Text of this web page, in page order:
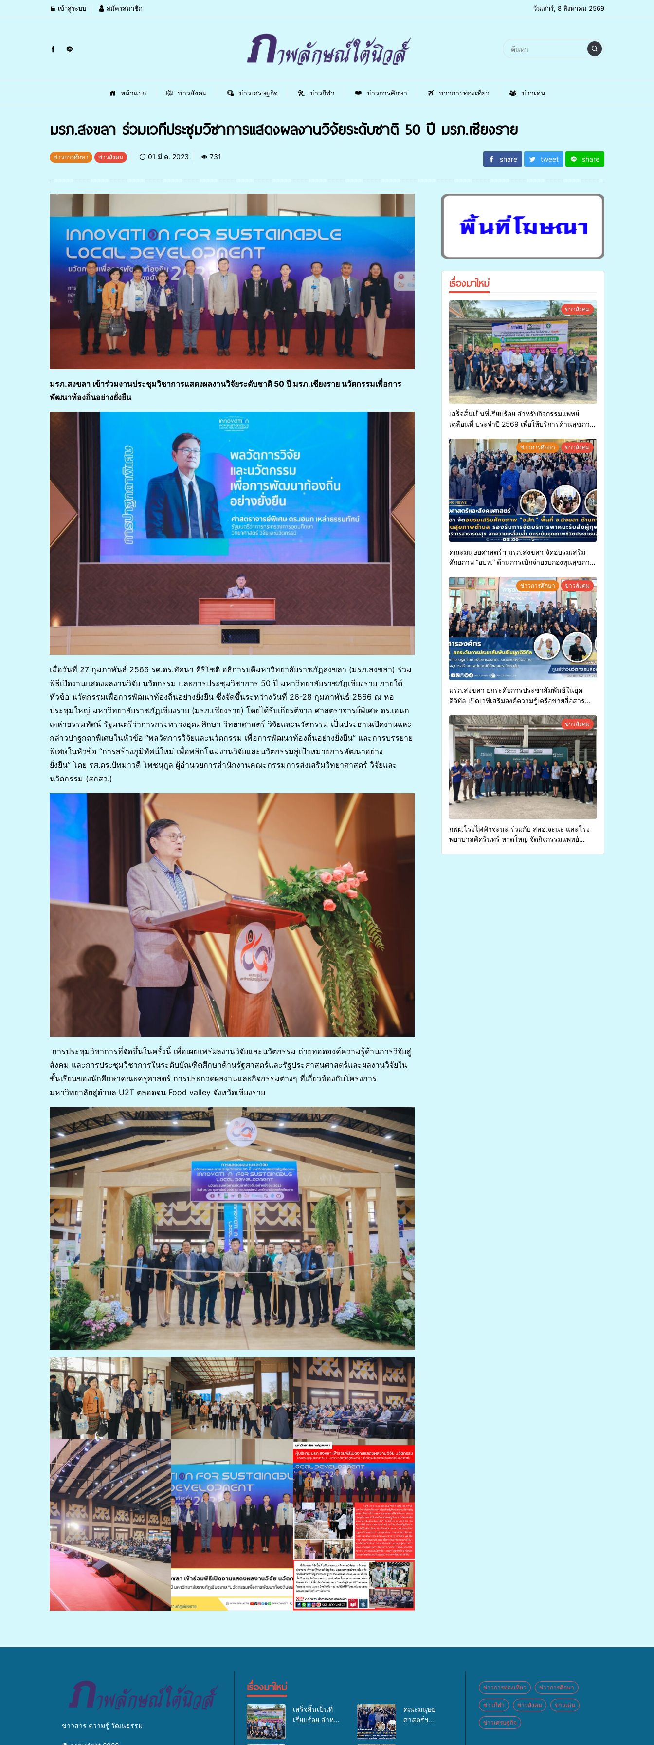
เข้าสู่ระบบ สมัครสมาชิก วันเสาร์, 8 สิงหาคม 2569
หน้าแรก ข่าวสังคม ข่าวเศรษฐกิจ ข่าวกีฬา ข่าวการศึกษา ข่าวการท่องเที่ยว ข่าวเด่น
มรภ.สงขลา ร่วมเวทีประชุมวิชาการแสดงผลงานวิจัยระดับชาติ 50 ปี มรภ.เชียงราย
ข่าวการศึกษา ข่าวสังคม 01 มี.ค. 2023 731 share tweet share
มรภ.สงขลา เข้าร่วมงานประชุมวิชาการแสดงผลงานวิจัยระดับชาติ 50 ปี มรภ.เชียงราย นวัตกรรมเพื่อการ
พัฒนาท้องถิ่นอย่างยั่งยืน
เมื่อวันที่ 27 กุมภาพันธ์ 2566 รศ.ดร.ทัศนา ศิริโชติ อธิการบดีมหาวิทยาลัยราชภัฏสงขลา (มรภ.สงขลา) ร่วม
พิธีเปิดงานแสดงผลงานวิจัย นวัตกรรม และการประชุมวิชาการ 50 ปี มหาวิทยาลัยราชภัฏเชียงราย ภายใต้
หัวข้อ นวัตกรรมเพื่อการพัฒนาท้องถิ่นอย่างยั่งยืน ซึ่งจัดขึ้นระหว่างวันที่ 26-28 กุมภาพันธ์ 2566 ณ หอ
ประชุมใหญ่ มหาวิทยาลัยราชภัฏเชียงราย (มรภ.เชียงราย) โดยได้รับเกียรติจาก ศาสตราจารย์พิเศษ ดร.เอนก
เหล่าธรรมทัศน์ รัฐมนตรีว่าการกระทรวงอุดมศึกษา วิทยาศาสตร์ วิจัยและนวัตกรรม เป็นประธานเปิดงานและ
กล่าวปาฐกถาพิเศษในหัวข้อ “พลวัตการวิจัยและนวัตกรรม เพื่อการพัฒนาท้องถิ่นอย่างยั่งยืน” และการบรรยาย
พิเศษในหัวข้อ “การสร้างภูมิทัศน์ใหม่ เพื่อพลิกโฉมงานวิจัยและนวัตกรรมสู่เป้าหมายการพัฒนาอย่าง
ยั่งยืน” โดย รศ.ดร.ปัทมาวดี โพชนุกูล ผู้อำนวยการสำนักงานคณะกรรมการส่งเสริมวิทยาศาสตร์ วิจัยและ
นวัตกรรม (สกสว.)
การประชุมวิชาการที่จัดขึ้นในครั้งนี้ เพื่อเผยแพร่ผลงานวิจัยและนวัตกรรม ถ่ายทอดองค์ความรู้ด้านการวิจัยสู่
สังคม และการประชุมวิชาการในระดับบัณฑิตศึกษาด้านรัฐศาสตร์และรัฐประศาสนศาสตร์และผลงานวิจัยใน
ชั้นเรียนของนักศึกษาคณะครุศาสตร์ การประกวดผลงานและกิจกรรมต่างๆ ที่เกี่ยวข้องกับโครงการ
มหาวิทยาลัยสู่ตำบล U2T ตลอดจน Food valley จังหวัดเชียงราย
เรื่องมาใหม่
ข่าวสังคม
เสร็จสิ้นเป็นที่เรียบร้อย สำหรับกิจกรรมแพทย์
เคลื่อนที่ ประจำปี 2569 เพื่อให้บริการด้านสุขภาพ
ข่าวการศึกษา ข่าวสังคม
คณะมนุษยศาสตร์ฯ มรภ.สงขลา จัดอบรมเสริม
ศักยภาพ “อปท.” ด้านการเบิกจ่ายงบกองทุนสุขภาพ
ทุพพลภาพเพื่อเข้ารับบริการสาธารณสุข ลดความ
เหลื่อมล้ำ ยกระดับคุณภาพชีวิตประชาชนอย่าง
ยั่งยืน
ข่าวการศึกษา ข่าวสังคม
มรภ.สงขลา ยกระดับการประชาสัมพันธ์ในยุค
ดิจิทัล เปิดเวทีเสริมองค์ความรู้เครือข่ายสื่อสาร
การสร้างภาพลักษณ์ที่ดีของมหาวิทยาลัยข่าวสังคม
กฟผ.โรงไฟฟ้าจะนะ ร่วมกับ สสอ.จะนะ และโรง
พยาบาลศิครินทร์ หาดใหญ่ จัดกิจกรรมแพทย์
ข่าวสาร ความรู้ วัฒนธรรม
เรื่องมาใหม่
เสร็จสิ้นเป็นที่
เรียบร้อย สำหรับ
คณะมนุษย
ศาสตร์ฯ
ข่าวการท่องเที่ยว ข่าวการศึกษา
ข่าวกีฬา ข่าวสังคม ข่าวเด่น
ข่าวเศรษฐกิจ